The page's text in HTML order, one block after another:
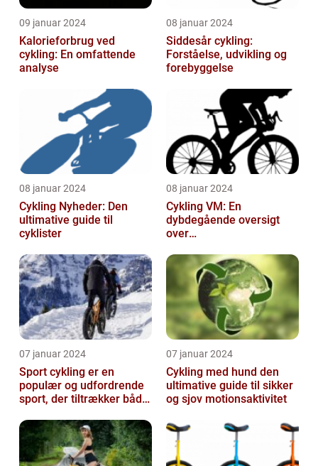
09 januar 2024
Kalorieforbrug ved
cykling: En omfattende
analyse
08 januar 2024
Siddesår cykling:
Forståelse, udvikling og
forebyggelse
08 januar 2024
Cykling Nyheder: Den
ultimative guide til
cyklister
08 januar 2024
Cykling VM: En
dybdegående oversigt
over
cykling
07 januar 2024
Sport cykling er en
populær og udfordrende
sport, der tiltrækker både
professionelle atl...
07 januar 2024
Cykling med hund den
ultimative guide til sikker
og sjov motionsaktivitet